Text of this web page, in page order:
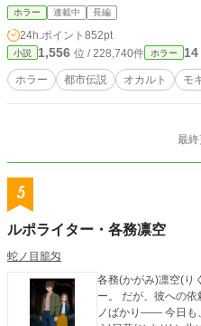
閉ざされた村の因習
対策コンサルタント
大なデータの中に、
『200度のハンバー
中、まばたきをしな
客』 ​これらは単なる
断片が一つに繋が
か」と既に出会っ
り、前作の重大な結
楽しみいただくた
フから先にお読みください。 ​【前作・スピ
ダムの底に沈んだ「
ら、人知を超えた戦
フ『とある村に関
トと音声データから
ホラー 連載中 長編
24h.ポイント 852pt
小説 1,556 位 / 228,740件 ホラー 14
ホラー 都市伝説 オカルト モ
最
5
ルポライター・各務凛空
蛇ノ目籠匁
各務(かがみ)凛空(
ー。 だが、彼への
ノばかり―― 今日も